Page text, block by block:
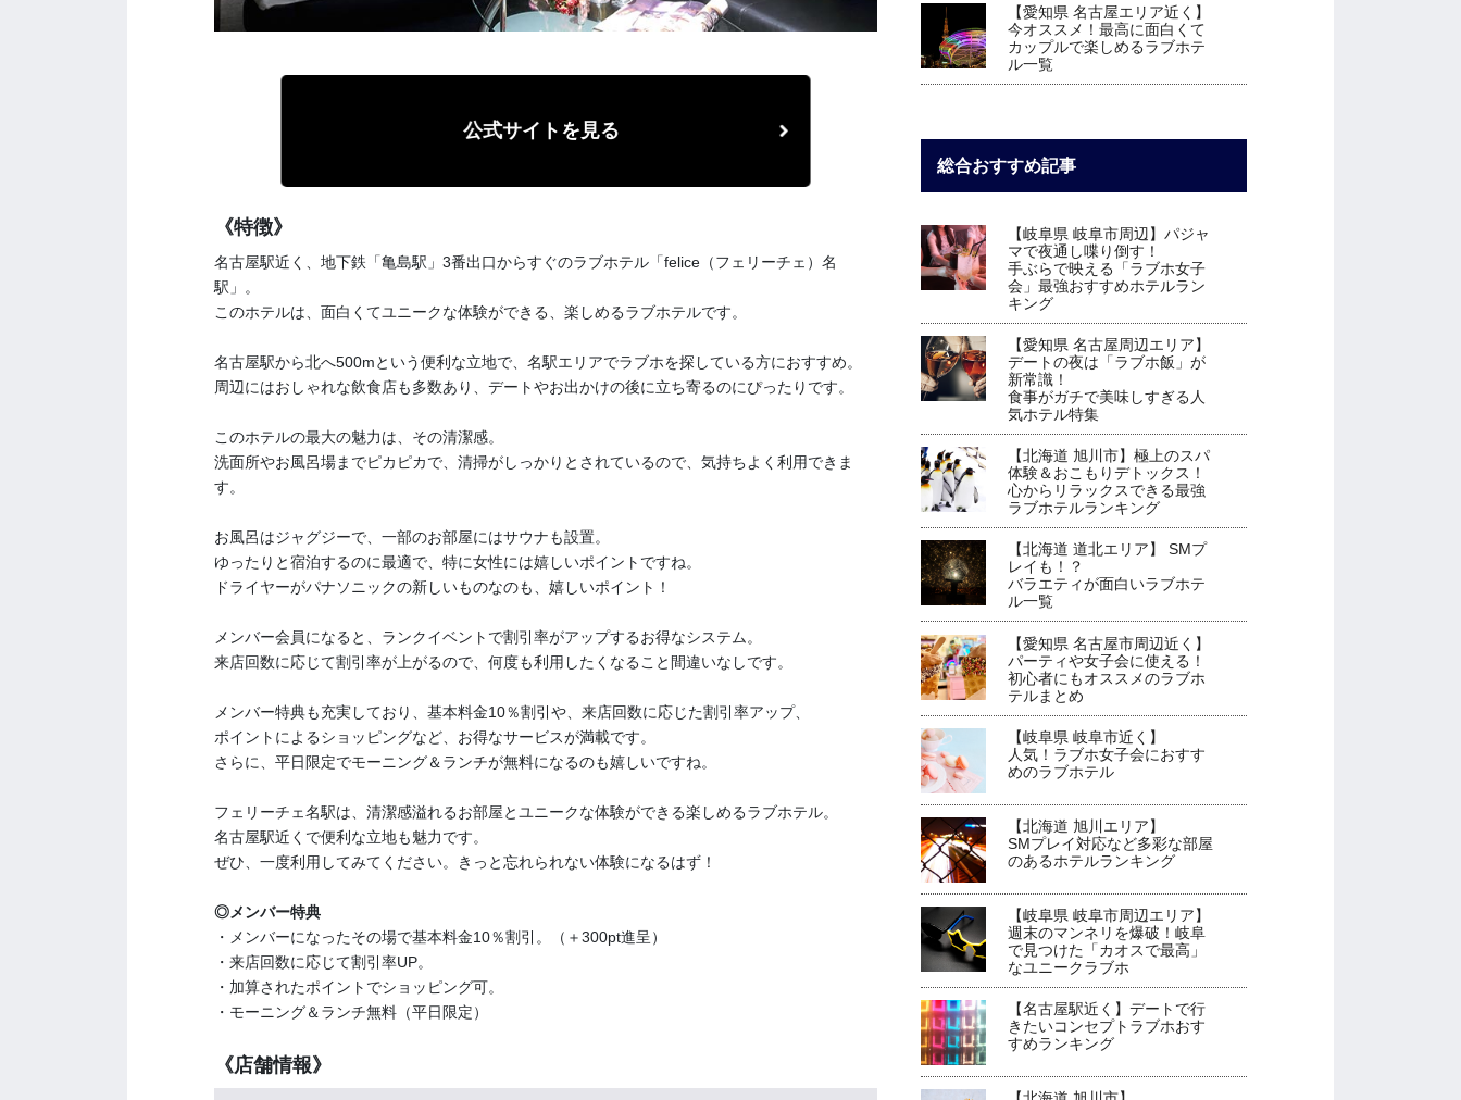
公式サイトを見る
《特徴》
名古屋駅近く、地下鉄「亀島駅」3番出口からすぐのラブホテル「felice（フェリーチェ）名
駅」。
このホテルは、面白くてユニークな体験ができる、楽しめるラブホテルです。
名古屋駅から北へ500mという便利な立地で、名駅エリアでラブホを探している方におすすめ。
周辺にはおしゃれな飲食店も多数あり、デートやお出かけの後に立ち寄るのにぴったりです。
このホテルの最大の魅力は、その清潔感。
洗面所やお風呂場までピカピカで、清掃がしっかりとされているので、気持ちよく利用できま
す。
お風呂はジャグジーで、一部のお部屋にはサウナも設置。
ゆったりと宿泊するのに最適で、特に女性には嬉しいポイントですね。
ドライヤーがパナソニックの新しいものなのも、嬉しいポイント！
メンバー会員になると、ランクイベントで割引率がアップするお得なシステム。
来店回数に応じて割引率が上がるので、何度も利用したくなること間違いなしです。
メンバー特典も充実しており、基本料金10％割引や、来店回数に応じた割引率アップ、
ポイントによるショッピングなど、お得なサービスが満載です。
さらに、平日限定でモーニング＆ランチが無料になるのも嬉しいですね。
フェリーチェ名駅は、清潔感溢れるお部屋とユニークな体験ができる楽しめるラブホテル。
名古屋駅近くで便利な立地も魅力です。
ぜひ、一度利用してみてください。きっと忘れられない体験になるはず！
◎メンバー特典
・メンバーになったその場で基本料金10％割引。（＋300pt進呈）
・来店回数に応じて割引率UP。
・加算されたポイントでショッピング可。
・モーニング＆ランチ無料（平日限定）
《店舗情報》
【愛知県 名古屋エリア近く】
今オススメ！最高に面白くて
カップルで楽しめるラブホテ
ル一覧
総合おすすめ記事
【岐阜県 岐阜市周辺】パジャ
マで夜通し喋り倒す！
手ぶらで映える「ラブホ女子
会」最強おすすめホテルラン
キング
【愛知県 名古屋周辺エリア】
デートの夜は「ラブホ飯」が
新常識！
食事がガチで美味しすぎる人
気ホテル特集
【北海道 旭川市】極上のスパ
体験＆おこもりデトックス！
心からリラックスできる最強
ラブホテルランキング
【北海道 道北エリア】 SMプ
レイも！？
バラエティが面白いラブホテ
ル一覧
【愛知県 名古屋市周辺近く】
パーティや女子会に使える！
初心者にもオススメのラブホ
テルまとめ
【岐阜県 岐阜市近く】
人気！ラブホ女子会におすす
めのラブホテル
【北海道 旭川エリア】
SMプレイ対応など多彩な部屋
のあるホテルランキング
【岐阜県 岐阜市周辺エリア】
週末のマンネリを爆破！岐阜
で見つけた「カオスで最高」
なユニークラブホ
【名古屋駅近く】デートで行
きたいコンセプトラブホおす
すめランキング